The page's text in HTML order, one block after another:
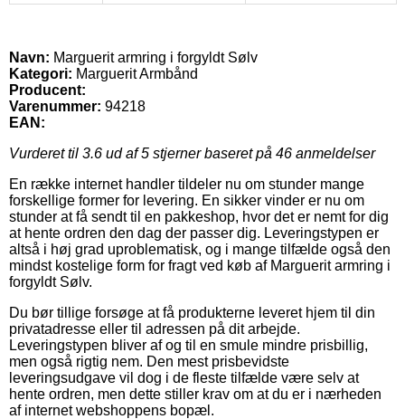
Navn: Marguerit armring i forgyldt Sølv
Kategori: Marguerit Armbånd
Producent:
Varenummer: 94218
EAN:
Vurderet til 3.6 ud af 5 stjerner baseret på 46 anmeldelser
En række internet handler tildeler nu om stunder mange
forskellige former for levering. En sikker vinder er nu om
stunder at få sendt til en pakkeshop, hvor det er nemt for dig
at hente ordren den dag der passer dig. Leveringstypen er
altså i høj grad uproblematisk, og i mange tilfælde også den
mindst kostelige form for fragt ved køb af Marguerit armring i
forgyldt Sølv.
Du bør tillige forsøge at få produkterne leveret hjem til din
privatadresse eller til adressen på dit arbejde.
Leveringstypen bliver af og til en smule mindre prisbillig,
men også rigtig nem. Den mest prisbevidste
leveringsudgave vil dog i de fleste tilfælde være selv at
hente ordren, men dette stiller krav om at du er i nærheden
af internet webshoppens bopæl.